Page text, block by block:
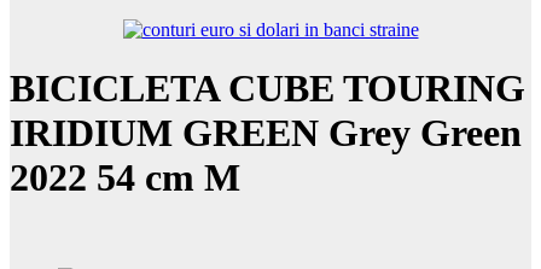
BICICLETA CUBE TOURING
IRIDIUM GREEN Grey Green
2022 54 cm M